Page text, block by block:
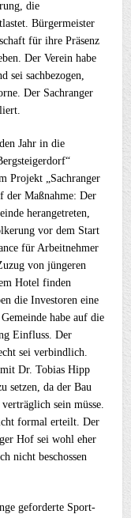
die
Bürgermeister
für ihre Präsenz
Der Verein habe
sei sachbezogen,
Der Sachranger
Jahr in die
Projekt „Sachranger
der Maßnahme: Der
herangetreten,
vor dem Start
für Arbeitnehmer
von jüngeren
Hotel finden
die Investoren eine
habe auf die
Einfluss. Der
sei verbindlich.
Dr. Tobias Hipp
setzen, da der Bau
sein müsse.
formal erteilt. Der
Hof sei wohl eher
nicht beschossen
geforderte Sport-